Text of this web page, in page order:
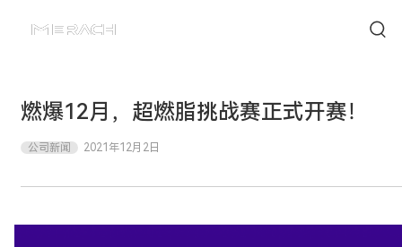
燃爆12月，超燃脂挑战赛正式开赛！
公司新闻 2021年12月2日